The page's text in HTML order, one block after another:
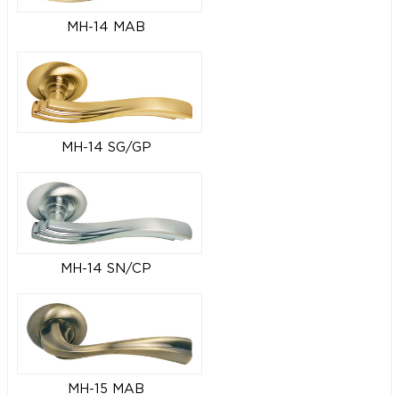
MH-14 MAB
MH-14 SG/GP
MH-14 SN/CP
MH-15 MAB